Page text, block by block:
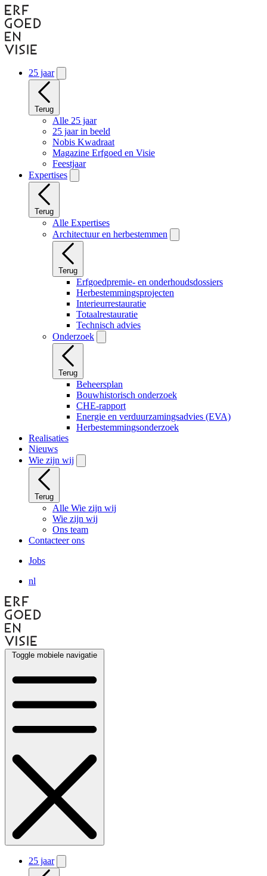
Naar
hoofdinhoud
gaan
25 jaar
Terug
Alle 25 jaar
25 jaar in beeld
Nobis Kwadraat
Magazine Erfgoed en Visie
Feestjaar
Expertises
Terug
Alle Expertises
Architectuur en herbestemmen
Terug
Erfgoedpremie- en onderhoudsdossiers
Herbestemmingsprojecten
Interieurrestauratie
Totaalrestauratie
Technisch advies
Onderzoek
Terug
Beheersplan
Bouwhistorisch onderzoek
CHE-rapport
Energie en verduurzamingsadvies (EVA)
Herbestemmingsonderzoek
Realisaties
Nieuws
Wie zijn wij
Terug
Alle Wie zijn wij
Wie zijn wij
Ons team
Contacteer ons
Jobs
nl
Toggle mobiele navigatie
25 jaar